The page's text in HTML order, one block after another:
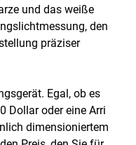
und das weiße
den
präziser
Egal, ob es
Dollar oder eine Arri
dimensioniertem